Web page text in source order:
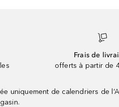
Frais de
offerts à partir de
uniquement de calendriers de